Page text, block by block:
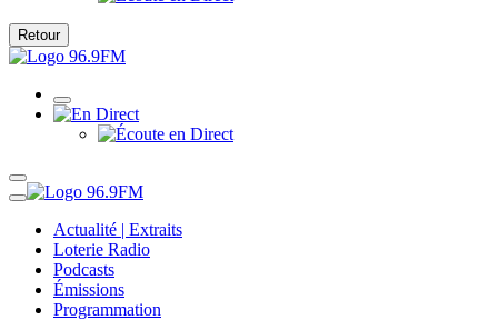
Retour
Actualité | Extraits
Loterie Radio
Podcasts
Émissions
Programmation